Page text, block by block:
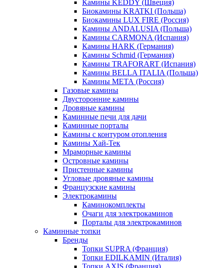
Камины KEDDY (Швеция)
Биокамины KRATKI (Польша)
Биокамины LUX FIRE (Россия)
Камины ANDALUSIA (Польша)
Камины CARMONA (Испания)
Камины HARK (Германия)
Камины Schmid (Германия)
Камины TRAFORART (Испания)
Камины BELLA ITALIA (Польша)
Камины МЕТА (Россия)
Газовые камины
Двусторонние камины
Дровяные камины
Каминные печи для дачи
Каминные порталы
Камины с контуром отопления
Камины Хай-Тек
Мраморные камины
Островные камины
Пристенные камины
Угловые дровяные камины
Французские камины
Электрокамины
Каминокомплекты
Очаги для электрокаминов
Порталы для электрокаминов
Каминные топки
Бренды
Топки SUPRA (Франция)
Топки EDILKAMIN (Италия)
Топки AXIS (Франция)